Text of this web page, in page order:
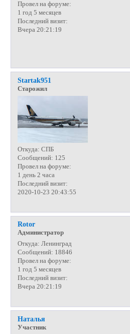
Провел на форуме:
1 год 5 месяцев
Последний визит:
Вчера 20:21:19
Startak951
Старожил
Откуда: СПБ
Сообщений: 125
Провел на форуме:
1 день 2 часа
Последний визит:
2020-10-23 20:43:55
Rotor
Администратор
Откуда: Ленинград
Сообщений: 18846
Провел на форуме:
1 год 5 месяцев
Последний визит:
Вчера 20:21:19
Наталья
Участник